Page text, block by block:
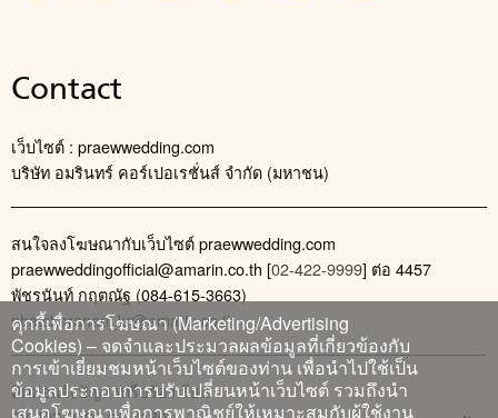
Contact
เว็บไซต์ : praewwedding.com
บริษัท อมรินทร์ คอร์เปอเรชั่นส์ จำกัด (มหาชน)
สนใจลงโฆษณากับเว็บไซต์ praewwedding.com
praewweddingofficial@amarin.co.th [02-422-9999] ต่อ 4457
พัชรนันท์ กฤตณัฐ (084-615-3663)
phatcharanan_kr@amarin.co.th
ติดต่อแจ้งปัญหาหรือร้องเรียน
คุกกี้เพื่อการโฆษณา (Marketing/Advertising
Cookies) – จดจำและประมวลผลข้อมูลที่เกี่ยวข้องกับ
การเข้าเยี่ยมชมหน้าเว็บไซต์ของท่าน เพื่อนำไปใช้เป็น
ข้อมูลประกอบการปรับเปลี่ยนหน้าเว็บไซต์ รวมถึงนำ
เสนอโฆษณาเพื่อการพาณิชย์ให้เหมาะสมกับผู้ใช้งาน